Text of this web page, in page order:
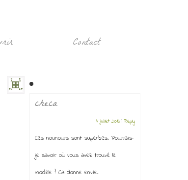
Contact
checa
4 juillet 2013 |Reply
Ces nounours sont superbes. Pourrais-
je savoir où vous avez trouvé le
modèle ? Ca donne envie.